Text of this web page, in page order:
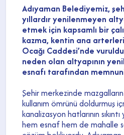
Adıyaman Belediyemiz,
yıllardır yenilenmeyen
etmek için kapsamlı bir
kazma, kentin ana
Ocağı Caddesi’nde
neden olan altyapının
esnafı tarafından
Şehir merkezinde mazgalların
kullanım ömrünü doldurmuş
kanalizasyon hatlarının
hem esnaf hem de mahalle